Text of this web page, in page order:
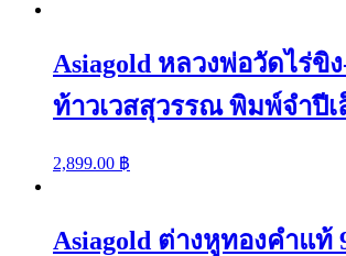
Asiagold หลวงพ่อวัดไร่ขิ
ท้าวเวสสุวรรณ พิมพ์จำปีเ
2,899.00 ฿
Asiagold ต่างหูทองคำแท้